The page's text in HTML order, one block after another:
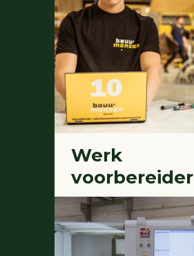
Werk
voorbereider